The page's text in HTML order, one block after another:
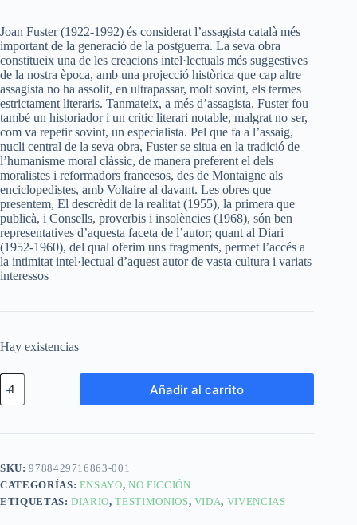
Joan Fuster (1922-1992) és considerat l’assagista català més
important de la generació de la postguerra. La seva obra
constitueix una de les creacions intel·lectuals més suggestives
de la nostra època, amb una projecció històrica que cap altre
assagista no ha assolit, en ultrapassar, molt sovint, els termes
estrictament literaris. Tanmateix, a més d’assagista, Fuster fou
també un historiador i un crític literari notable, malgrat no ser,
com va repetir sovint, un especialista. Pel que fa a l’assaig,
nucli central de la seva obra, Fuster se situa en la tradició de
l’humanisme moral clàssic, de manera preferent el dels
moralistes i reformadors francesos, des de Montaigne als
enciclopedistes, amb Voltaire al davant. Les obres que
presentem, El descrèdit de la realitat (1955), la primera que
publicà, i Consells, proverbis i insolències (1968), són ben
representatives d’aquesta faceta de l’autor; quant al Diari
(1952-1960), del qual oferim uns fragments, permet l’accés a
la intimitat intel·lectual d’aquest autor de vasta cultura i variats
interessos
Hay existencias
Añadir al carrito
SKU:9788429716863-001
CATEGORÍAS: ENSAYO,NO FICCIÓN
ETIQUETAS:DIARIO,TESTIMONIOS, VIDA, VIVENCIAS